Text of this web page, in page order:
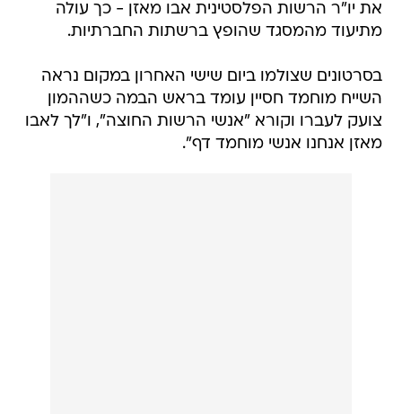
את יו"ר הרשות הפלסטינית אבו מאזן - כך עולה
מתיעוד מהמסגד שהופץ ברשתות החברתיות.
בסרטונים שצולמו ביום שישי האחרון במקום נראה
השייח מוחמד חסיין עומד בראש הבמה כשההמון
צועק לעברו וקורא "אנשי הרשות החוצה", ו"לך לאבו
מאזן אנחנו אנשי מוחמד דף".